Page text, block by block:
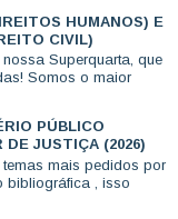
HUMANOS) E
CIVIL)
Superquarta, que
Somos o maior
PÚBLICO
DE JUSTIÇA (2026)
mais pedidos por
bibliográfica , isso